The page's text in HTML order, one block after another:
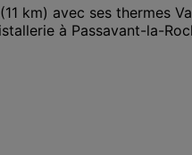
km) avec ses thermes
à Passavant-la-